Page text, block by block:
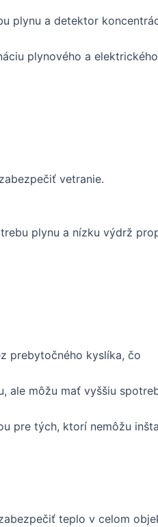
plynu a detektor
plynového a elektrického
vetranie.
plynu a nízku výdrž
prebytočného kyslíka, čo
ale môžu mať vyššiu
pre tých, ktorí nemôžu
teplo v celom